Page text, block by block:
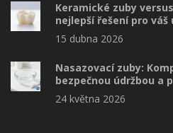
Keramické zuby
nejlepší řešení pro váš
15 dubna 2026
Nasazovací zuby:
bezpečnou údržbou a
24 května 2026